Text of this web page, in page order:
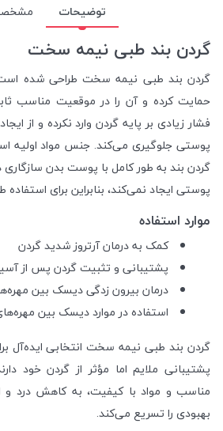
توضیحات
گردن بند طبی نیمه سخت
گردن بند طبی نیمه سخت طراحی شده است
حمایت کرده و آن را در موقعیت مناسب
فشار زیادی بر پایه گردن وارد نکرده و از
پوستی جلوگیری می‌کند. جنس مواد اولیه
گردن بند به طور کامل با پوست بدن
پوستی ایجاد نمی‌کند، بنابراین برای
موارد استفاده
کمک به درمان آرتروز شدید گردن
پشتیبانی و تثبیت گردن پس از
درمان بیرون زدگی دیسک بین
استفاده در موارد دیسک بین
گردن بند طبی نیمه سخت انتخابی ایده‌آل
پشتیبانی ملایم اما مؤثر از گردن خود
مناسب و مواد با کیفیت، به کاهش درد و
بهبودی را تسریع می‌کند.